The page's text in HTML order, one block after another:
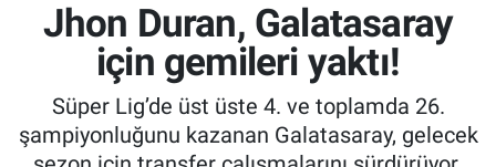
Jhon Duran, Galatasaray
için gemileri yaktı!
Süper Lig’de üst üste 4. ve toplamda 26.
şampiyonluğunu kazanan Galatasaray, gelecek
Ekonomi
Güncel
İnanç
Son Dakika Haberleri
Haber Arşivi